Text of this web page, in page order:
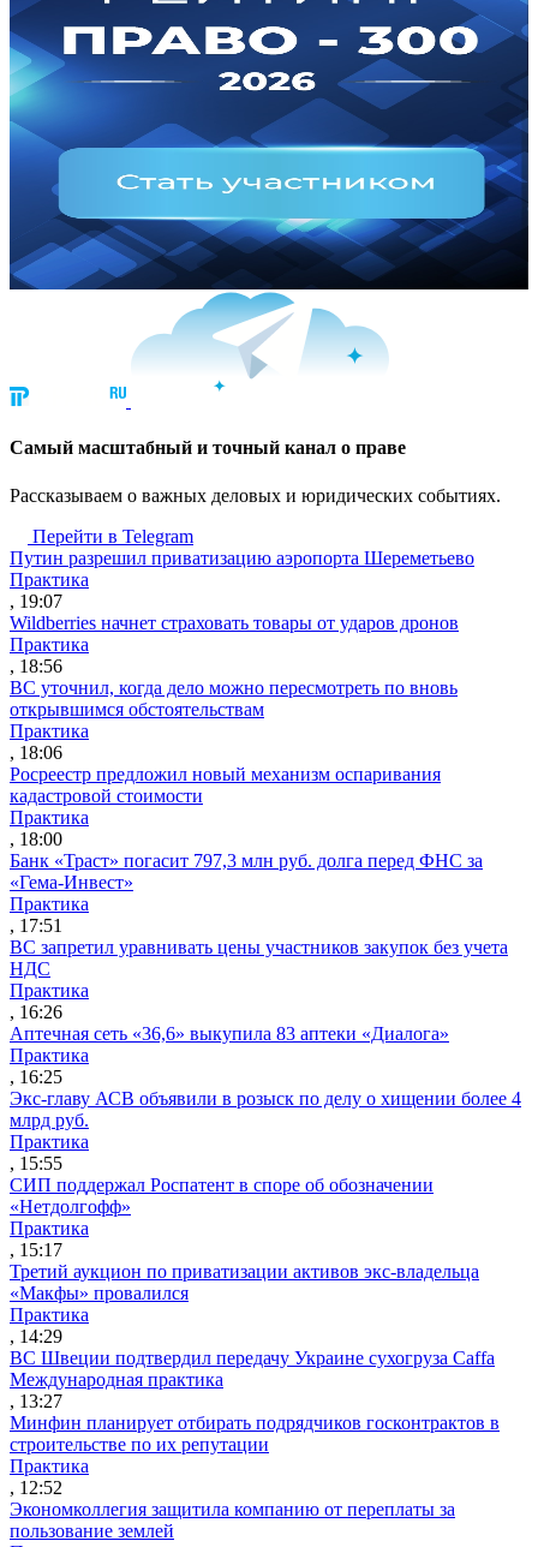
Cамый масштабный и точный канал о праве
Рассказываем о важных деловых и юридических событиях.
Перейти в Telegram
Путин разрешил приватизацию аэропорта Шереметьево
Практика
, 19:07
Wildberries начнет страховать товары от ударов дронов
Практика
, 18:56
ВС уточнил, когда дело можно пересмотреть по вновь
открывшимся обстоятельствам
Практика
, 18:06
Росреестр предложил новый механизм оспаривания
кадастровой стоимости
Практика
, 18:00
Банк «Траст» погасит 797,3 млн руб. долга перед ФНС за
«Гема-Инвест»
Практика
, 17:51
ВС запретил уравнивать цены участников закупок без учета
НДС
Практика
, 16:26
Аптечная сеть «36,6» выкупила 83 аптеки «Диалога»
Практика
, 16:25
Экс-главу АСВ объявили в розыск по делу о хищении более 4
млрд руб.
Практика
, 15:55
СИП поддержал Роспатент в споре об обозначении
«Нетдолгофф»
Практика
, 15:17
Третий аукцион по приватизации активов экс-владельца
«Макфы» провалился
Практика
, 14:29
ВС Швеции подтвердил передачу Украине сухогруза Caffa
Международная практика
, 13:27
Минфин планирует отбирать подрядчиков госконтрактов в
строительстве по их репутации
Практика
, 12:52
Экономколлегия защитила компанию от переплаты за
пользование землей